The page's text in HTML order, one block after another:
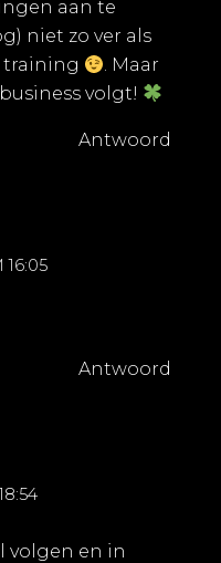
aan te
niet zo ver als
training
. Maar
volgt!
Antwoord
16:05
Antwoord
volgen en in